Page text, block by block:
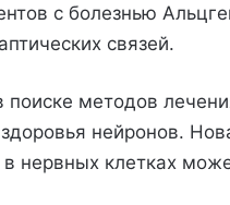
с болезнью
связей.
методов
нейронов.
нервных клетках